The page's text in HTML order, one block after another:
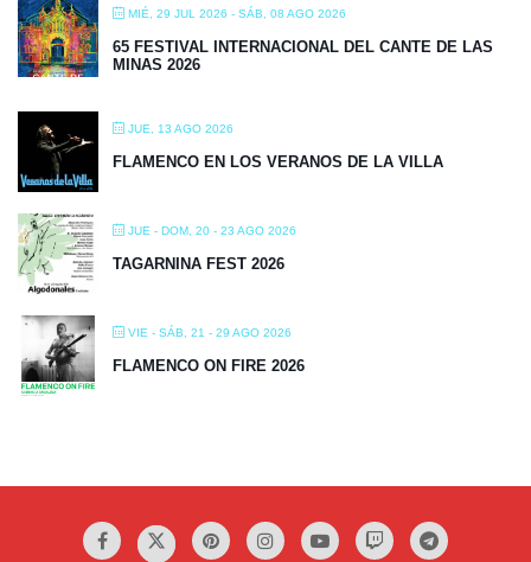
MIÉ, 29 JUL 2026 - SÁB, 08 AGO 2026
65 FESTIVAL INTERNACIONAL DEL CANTE DE LAS
MINAS 2026
JUE, 13 AGO 2026
FLAMENCO EN LOS VERANOS DE LA VILLA
JUE - DOM, 20 - 23 AGO 2026
TAGARNINA FEST 2026
VIE - SÁB, 21 - 29 AGO 2026
FLAMENCO ON FIRE 2026